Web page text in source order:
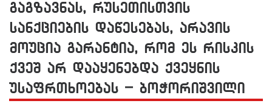
გაგზავნას, რუსეთისთვის
სანქციების დაწესებას, არავის
მოუცია გარანტია, რომ ეს რისკის
ქვეშ არ დააყენებდა ქვეყნის
უსაფრთხოებას – ბოჭორიშვილი